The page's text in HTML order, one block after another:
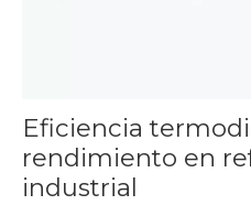
Eficiencia
rendimiento en
industrial